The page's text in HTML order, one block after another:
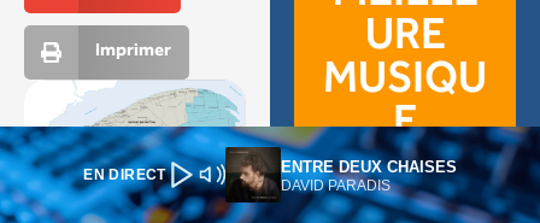
EN DIRECT ENTRE DEUX CHAISES
DAVID PARADIS